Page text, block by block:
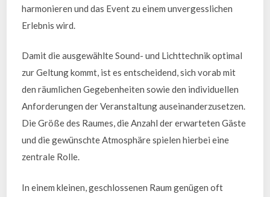
harmonieren und das Event zu einem unvergesslichen
Erlebnis wird.
Damit die ausgewählte Sound- und Lichttechnik optimal
zur Geltung kommt, ist es entscheidend, sich vorab mit
den räumlichen Gegebenheiten sowie den individuellen
Anforderungen der Veranstaltung auseinanderzusetzen.
Die Größe des Raumes, die Anzahl der erwarteten Gäste
und die gewünschte Atmosphäre spielen hierbei eine
zentrale Rolle.
In einem kleinen, geschlossenen Raum genügen oft